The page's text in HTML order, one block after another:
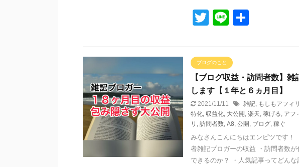
T
er
Li
ブログのこと
【ブログ収益・訪問者数】
します【１年と６ヵ月目】
2021/11/11 雑記, もしもアフィ
特化, 収益化, 大公開 , 楽天, 稼げる, アフ
リ , 訪問者数, A8, 公開 , ブログ, 稼ぐ
みなさんこんにちはエンピツです
者雑記ブロガーの収益 ・訪問者数
できるのか？ ・人気記事ってどんな